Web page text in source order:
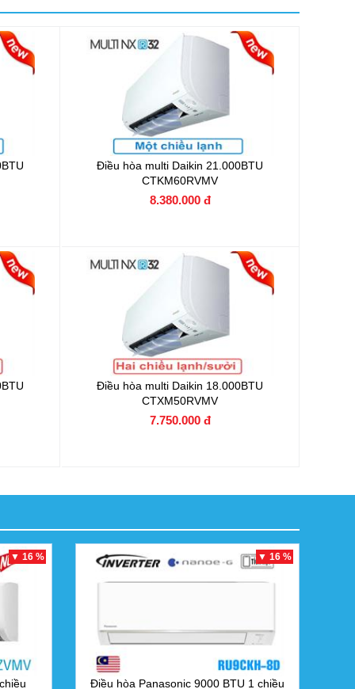
Điều hòa multi Daikin 21.000BTU
CTKM60RVMV
8.380.000 đ
Điều hòa multi Daikin 18.000BTU
CTXM50RVMV
7.750.000 đ
▼ 16 % ▼ 16 %
Điều hòa Panasonic 9000 BTU 1 chiều